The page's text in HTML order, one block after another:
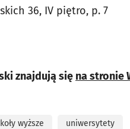
36, IV piętro, p. 7
znajdują się na stronie
wyższe uniwersytety